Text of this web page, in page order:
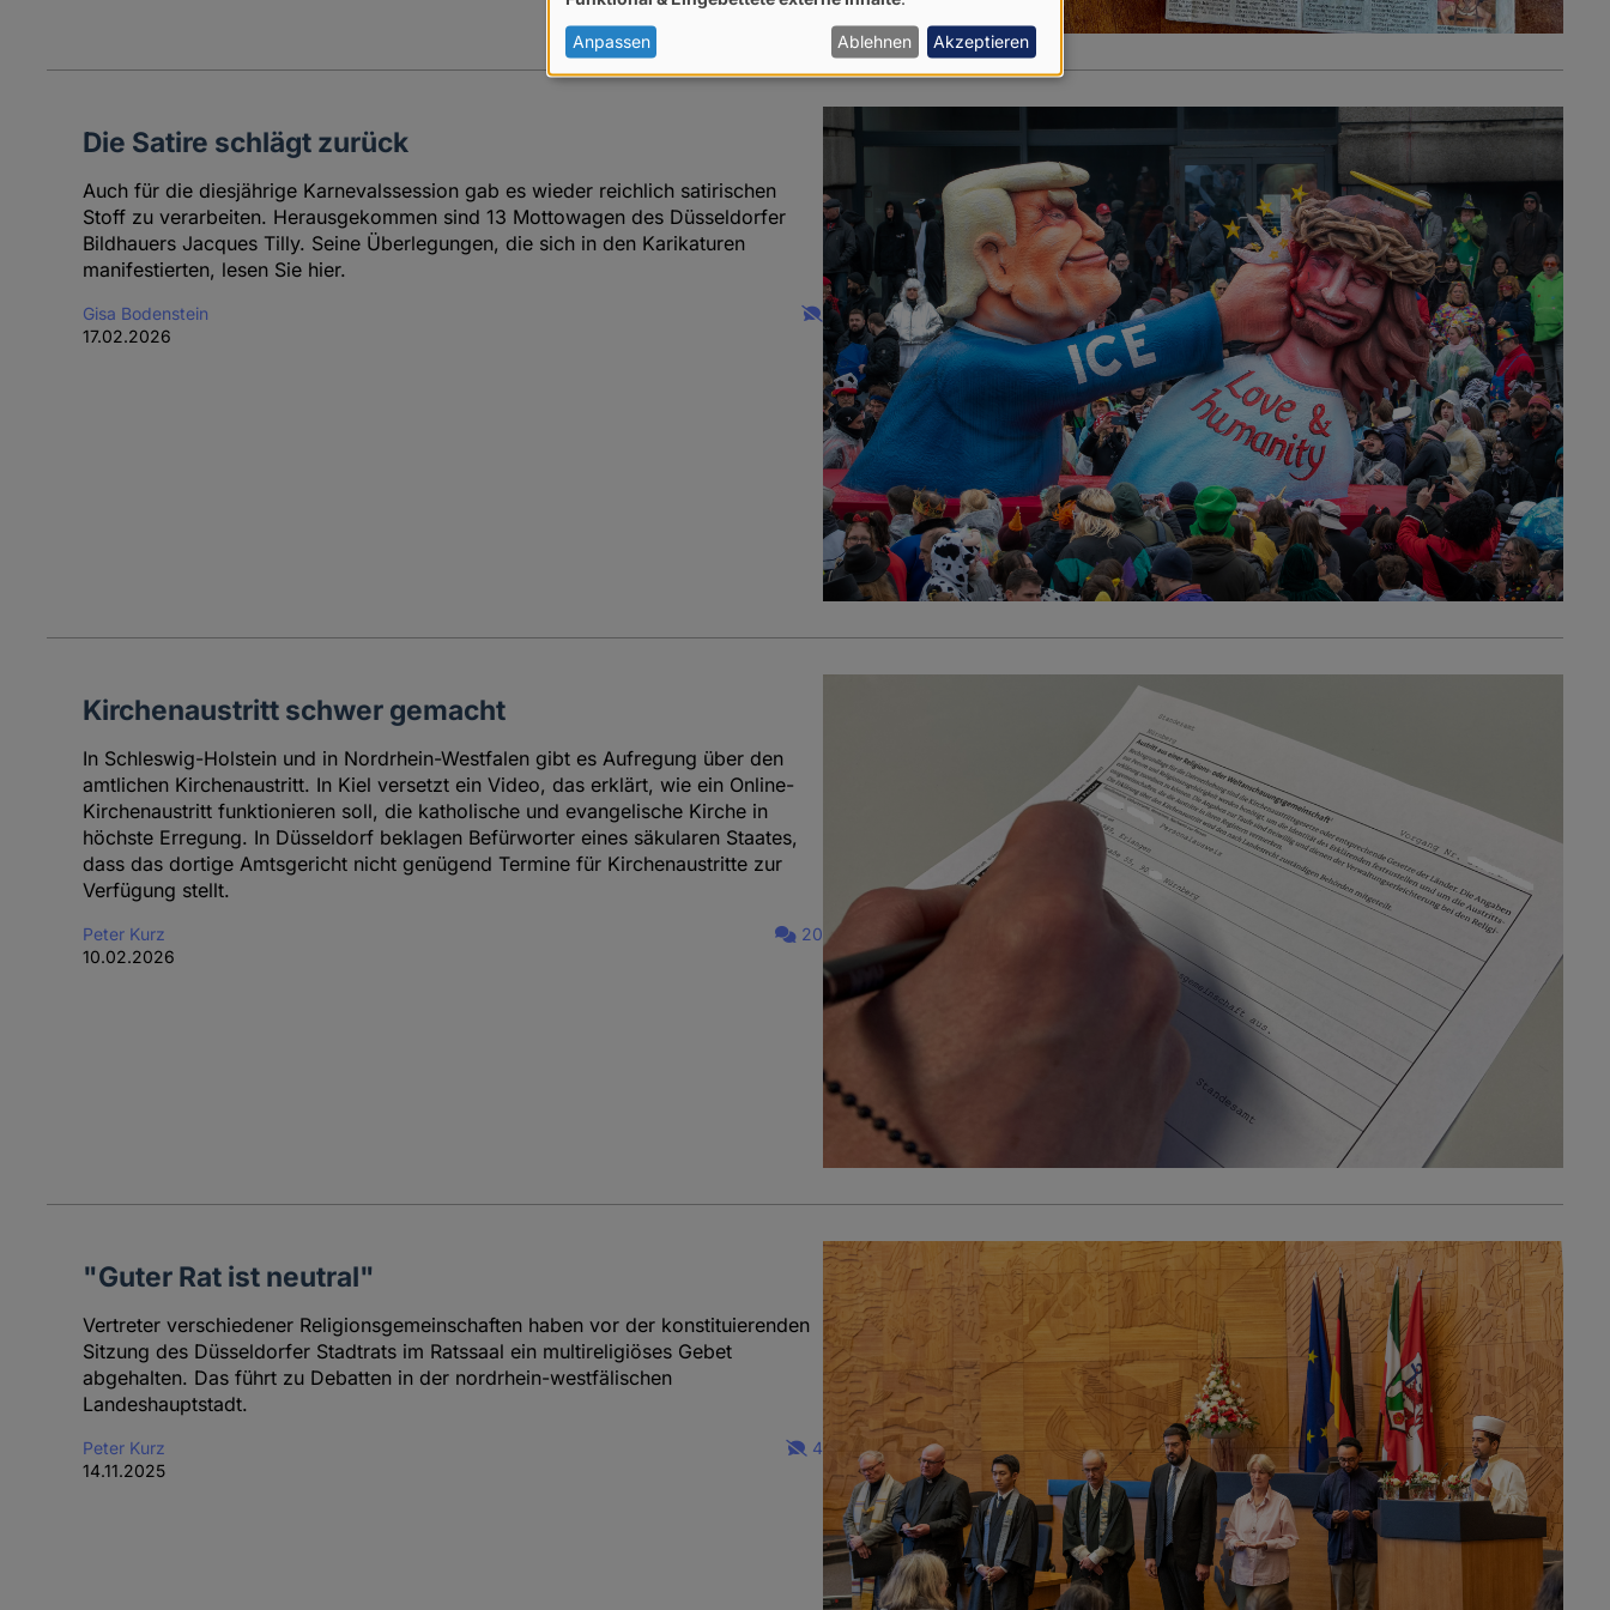
Die Satire schlägt zurück
Auch für die diesjährige Karnevalssession gab es wieder reichlich satirischen
Stoff zu verarbeiten. Herausgekommen sind 13 Mottowagen des Düsseldorfer
Bildhauers Jacques Tilly. Seine Überlegungen, die sich in den Karikaturen
manifestierten, lesen Sie hier.
Gisa Bodenstein
17.02.2026
Kirchenaustritt schwer gemacht
In Schleswig-Holstein und in Nordrhein-Westfalen gibt es Aufregung über den
amtlichen Kirchenaustritt. In Kiel versetzt ein Video, das erklärt, wie ein Online-
Kirchenaustritt funktionieren soll, die katholische und evangelische Kirche in
höchste Erregung. In Düsseldorf beklagen Befürworter eines säkularen Staates,
dass das dortige Amtsgericht nicht genügend Termine für Kirchenaustritte zur
Verfügung stellt.
Peter Kurz
10.02.2026
20
"Guter Rat ist neutral"
Vertreter verschiedener Religionsgemeinschaften haben vor der konstituierenden
Sitzung des Düsseldorfer Stadtrats im Ratssaal ein multireligiöses Gebet
abgehalten. Das führt zu Debatten in der nordrhein-westfälischen
Landeshauptstadt.
Peter Kurz
14.11.2025
4
von
personenbezogenen
Daten
Anpassen Ablehnen Akzeptieren